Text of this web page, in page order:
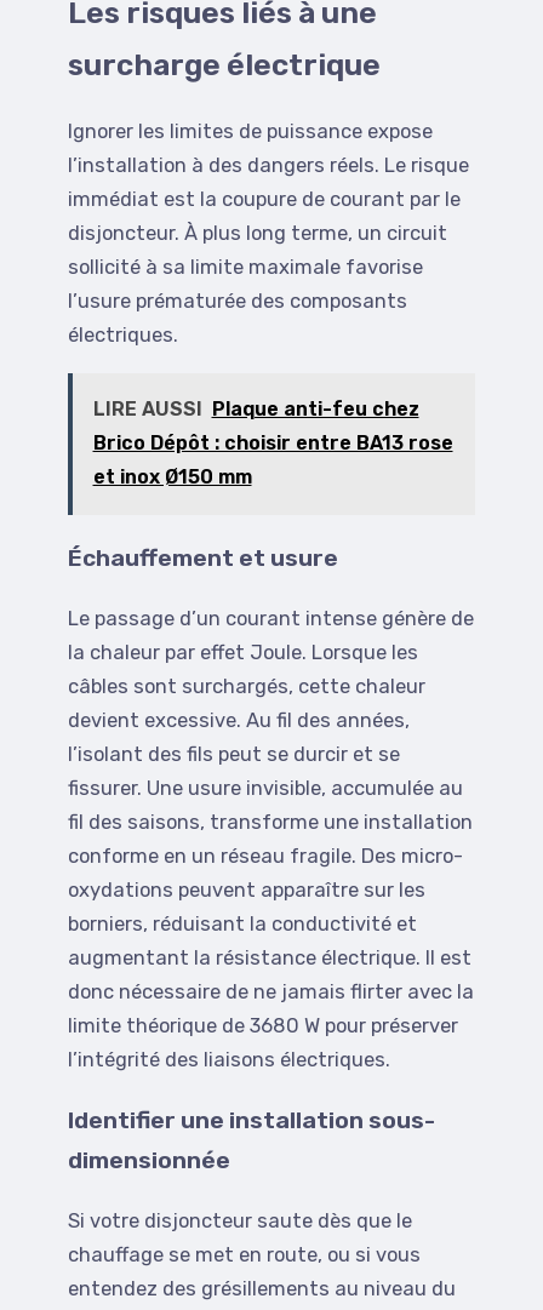
Les risques liés à une
surcharge électrique
Ignorer les limites de puissance expose
l’installation à des dangers réels. Le risque
immédiat est la coupure de courant par le
disjoncteur. À plus long terme, un circuit
sollicité à sa limite maximale favorise
l’usure prématurée des composants
électriques.
LIRE AUSSI
Plaque anti-feu chez
Brico Dépôt : choisir entre BA13 rose
et inox Ø150 mm
Échauffement et usure
Le passage d’un courant intense génère de
la chaleur par effet Joule. Lorsque les
câbles sont surchargés, cette chaleur
devient excessive. Au fil des années,
l’isolant des fils peut se durcir et se
fissurer. Une usure invisible, accumulée au
fil des saisons, transforme une installation
conforme en un réseau fragile. Des micro-
oxydations peuvent apparaître sur les
borniers, réduisant la conductivité et
augmentant la résistance électrique. Il est
donc nécessaire de ne jamais flirter avec la
limite théorique de 3680 W pour préserver
l’intégrité des liaisons électriques.
Identifier une installation sous-
dimensionnée
Si votre disjoncteur saute dès que le
chauffage se met en route, ou si vous
entendez des grésillements au niveau du